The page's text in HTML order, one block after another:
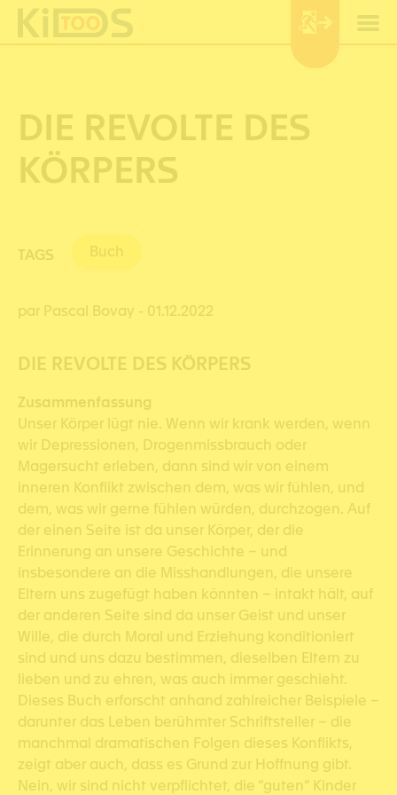
DIE REVOLTE DES
KÖRPERS
TAGS Buch
par Pascal Bovay - 01.12.2022
DIE REVOLTE DES KÖRPERS
Zusammenfassung
Unser Körper lügt nie. Wenn wir krank werden, wenn
wir Depressionen, Drogenmissbrauch oder
Magersucht erleben, dann sind wir von einem
inneren Konflikt zwischen dem, was wir fühlen, und
dem, was wir gerne fühlen würden, durchzogen. Auf
der einen Seite ist da unser Körper, der die
Erinnerung an unsere Geschichte – und
insbesondere an die Misshandlungen, die unsere
Eltern uns zugefügt haben könnten – intakt hält, auf
der anderen Seite sind da unser Geist und unser
Wille, die durch Moral und Erziehung konditioniert
sind und uns dazu bestimmen, dieselben Eltern zu
lieben und zu ehren, was auch immer geschieht.
Dieses Buch erforscht anhand zahlreicher Beispiele –
darunter das Leben berühmter Schriftsteller – die
manchmal dramatischen Folgen dieses Konflikts,
zeigt aber auch, dass es Grund zur Hoffnung gibt.
Nein, wir sind nicht verpflichtet, die “guten” Kinder
Cookie-Einstellungen